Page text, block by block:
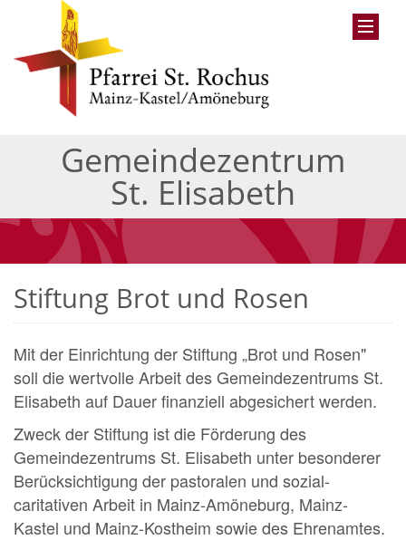
Gemeindezentrum
St. Elisabeth
Stiftung Brot und Rosen
Mit der Einrichtung der Stiftung „Brot und Rosen"
soll die wertvolle Arbeit des Gemeindezentrums St.
Elisabeth auf Dauer finanziell abgesichert werden.
Zweck der Stiftung ist die Förderung des
Gemeindezentrums St. Elisabeth unter besonderer
Berücksichtigung der pastoralen und sozial-
caritativen Arbeit in Mainz-Amöneburg, Mainz-
Kastel und Mainz-Kostheim sowie des Ehrenamtes.